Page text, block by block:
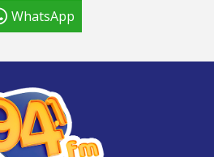
WhatsApp